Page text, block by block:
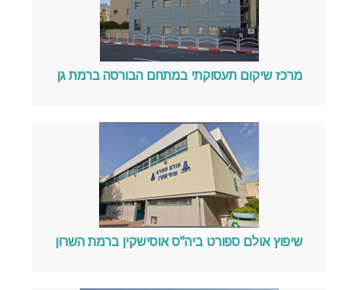
מרכז שיקום תעסוקתי במתחם הבורסה ברמת גן
שיפוץ אולם ספורט ביה"ס אוסישקין ברמת השרון